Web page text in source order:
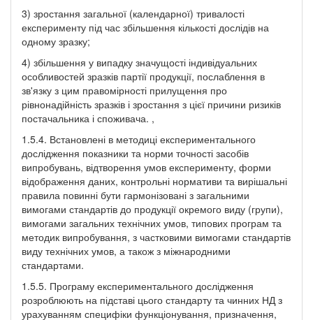
3) зростання загальної (календарної) тривалості
експерименту під час збільшення кількості дослідів на
одному зразку;
4) збільшення у випадку значущості індивідуальних
особливостей зразків партії продукції, послаблення в
зв'язку з цим правомірності прилущення про
рівнонадійність зразків і зростання з цієї причини ризиків
постачальника і споживача. ,
1.5.4. Встановлені в методиці експериментального
дослідження показники та норми точності засобів
випробувань, відтворення умов експерименту, форми
відображення даних, контрольні нормативи та вирішальні
правила повинні бути гармонізовані з загальними
вимогами стандартів до продукції окремого виду (групи),
вимогами загальних технічних умов, типових програм та
методик випробування, з частковими вимогами стандартів
виду технічних умов, а також з міжнародними
стандартами.
1.5.5. Програму експериментального дослідження
розроблюють на підставі цього стандарту та чинних НД з
урахуванням специфіки функціонування, призначення,